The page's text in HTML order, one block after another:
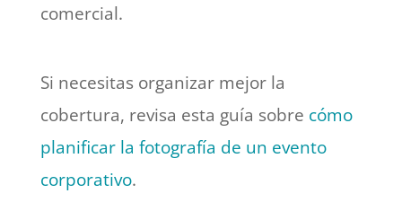
comercial.
Si necesitas organizar mejor la
cobertura, revisa esta guía sobre cómo
planificar la fotografía de un evento
corporativo.